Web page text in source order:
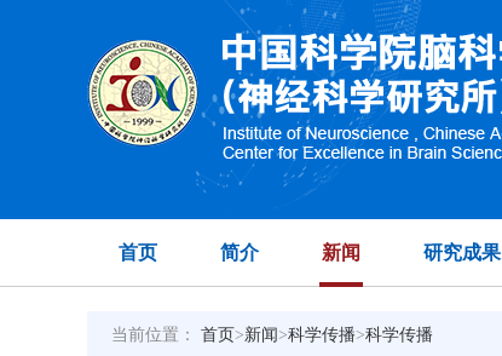
首页 简介 新闻 研究成果
当前位置： 首页>新闻>科学传播>科学传播